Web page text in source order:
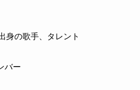
身の歌手、タレント
バー